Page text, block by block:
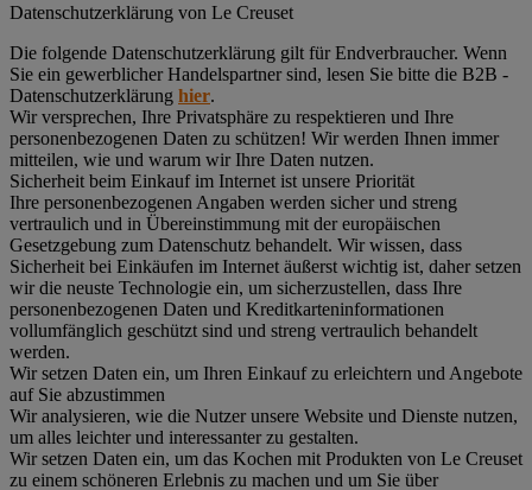
Datenschutz­erklärung von Le Creuset
Die folgende Datenschutzerklärung gilt für Endverbraucher. Wenn
Sie ein gewerblicher Handelspartner sind, lesen Sie bitte die B2B -
Datenschutzerklärung hier.
Wir versprechen, Ihre Privatsphäre zu respektieren und Ihre
personenbezogenen Daten zu schützen! Wir werden Ihnen immer
mitteilen, wie und warum wir Ihre Daten nutzen.
Sicherheit beim Einkauf im Internet ist unsere Priorität
Ihre personenbezogenen Angaben werden sicher und streng
vertraulich und in Übereinstimmung mit der europäischen
Gesetzgebung zum Datenschutz behandelt. Wir wissen, dass
Sicherheit bei Einkäufen im Internet äußerst wichtig ist, daher setzen
wir die neuste Technologie ein, um sicherzustellen, dass Ihre
personenbezogenen Daten und Kreditkarteninformationen
vollumfänglich geschützt sind und streng vertraulich behandelt
werden.
Wir setzen Daten ein, um Ihren Einkauf zu erleichtern und Angebote
auf Sie abzustimmen
Wir analysieren, wie die Nutzer unsere Website und Dienste nutzen,
um alles leichter und interessanter zu gestalten.
Wir setzen Daten ein, um das Kochen mit Produkten von Le Creuset
zu einem schöneren Erlebnis zu machen und um Sie über